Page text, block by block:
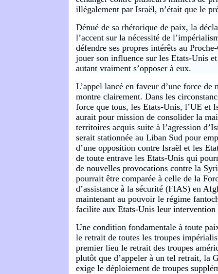
illégalement par Israël, n’était que le
Dénué de sa rhétorique de paix, la
l’accent sur la nécessité de
défendre ses propres intérêts au
jouer son influence sur les Etats-Unis
autant vraiment s’opposer à eux.
L’appel lancé en faveur d’une force
montre clairement. Dans les
force que tous, les Etats-Unis, l’UE et
aurait pour mission de consolider la
territoires acquis suite à l’agression
serait stationnée au Liban Sud pour
d’une opposition contre Israël et les
de toute entrave les Etats-Unis qui
de nouvelles provocations contre la
pourrait être comparée à celle de la
d’assistance à la sécurité (FIAS) en
maintenant au pouvoir le régime
facilite aux Etats-Unis leur
Une condition fondamentale à toute
le retrait de toutes les troupes
premier lieu le retrait des troupes
plutôt que d’appeler à un tel retrait, la
exige le déploiement de troupes